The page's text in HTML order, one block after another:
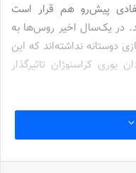
پیش‌رو هم قرار است
در یک‌سال اخیر روس‌ها به
دوستانه نداشته‌اند که این
کراسنوژان تاثیرگذار
مشخص شد